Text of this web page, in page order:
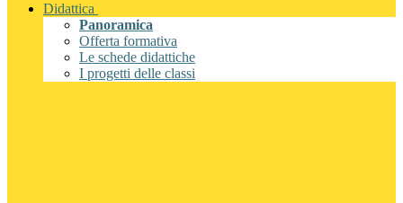
Didattica
Panoramica
Offerta formativa
Le schede didattiche
I progetti delle classi